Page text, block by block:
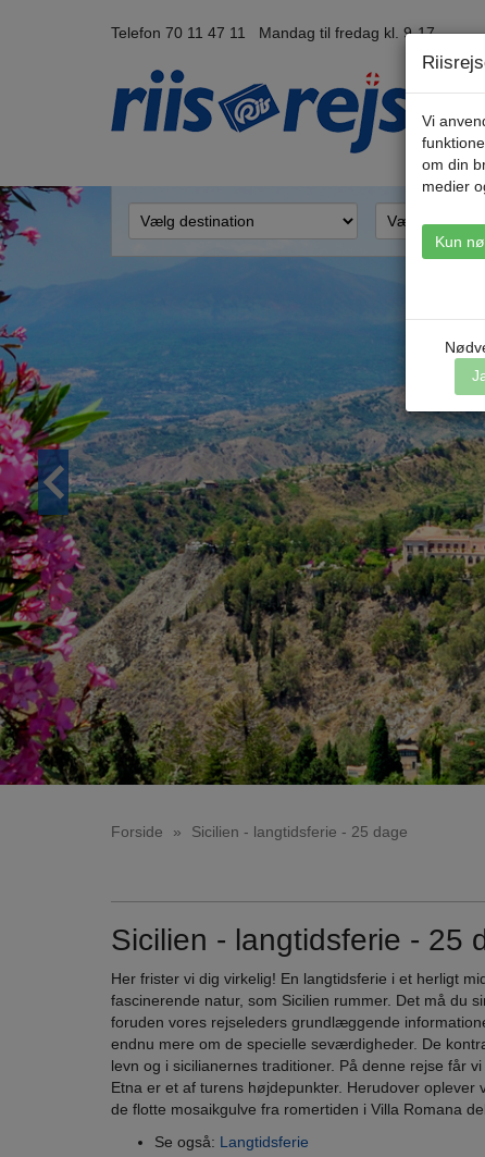
Telefon 70 11 47 11 Mandag til fredag kl. 9-17
Forside » Sicilien - langtidsferie - 25 dage
Sicilien - langtidsferie - 25
Her frister vi dig virkelig! En langtidsferie i et herligt
fascinerende natur, som Sicilien rummer. Det må du
foruden vores rejseleders grundlæggende
endnu mere om de specielle seværdigheder. De
levn og i sicilianernes traditioner. På denne rejse får
Etna er et af turens højdepunkter. Herudover
de flotte mosaikgulve fra romertiden i Villa Romana
Se også: Langtidsferie
Vi
om din
medier
Kun